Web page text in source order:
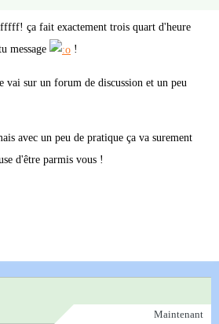
ça fait exactement trois quart d'heure
message
!
vai sur un forum de discussion et un peu
avec un peu de pratique ça va surement
d'être parmis vous !
Maintenant